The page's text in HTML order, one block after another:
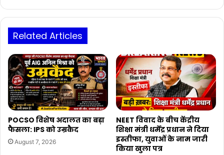
Related Articles
POCSO विशेष अदालत का बड़ा
फैसला: IPS को उम्रकैद
August 7, 2026
NEET विवाद के बीच केंद्रीय
शिक्षा मंत्री धर्मेंद्र प्रधान ने दिया
इस्तीफा, युवाओं के नाम जारी
किया खुला पत्र